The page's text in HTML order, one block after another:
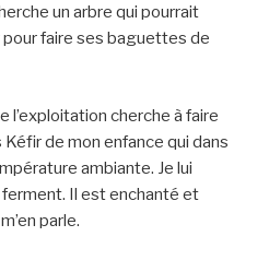
un arbre qui pourrait
faire ses baguettes de
l’exploitation cherche à faire
de mon enfance qui dans
ambiante. Je lui
Il est enchanté et
parle.